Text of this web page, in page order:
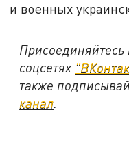
и военных
Присоединяйтесь
соцсетях
также
канал.